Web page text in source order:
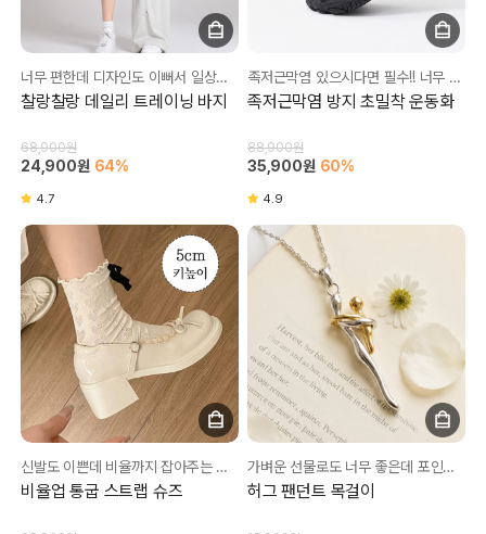
너무 편한데 디자인도 이뻐서 일상복으로도 최고 운동할때는 더 최고👍
찰랑찰랑 데일리 트레이닝 바지
68,900원
24,900원 64%
4.7
족저근막염 있으시다면 필수!! 너무 편해요❤
족저근막염 방지 초밀착 운동화
88,900원
35,900원 60%
4.9
신발도 이쁜데 비율까지 잡아주는 미친 신발💥
비율업 통굽 스트랩 슈즈
가벼운 선물로도 너무 좋은데 포인트 목걸이로도 너무 좋아요💛
허그 팬던트 목걸이